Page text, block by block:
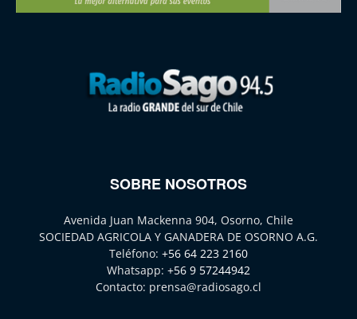
SOBRE NOSOTROS
Avenida Juan Mackenna 904, Osorno, Chile
SOCIEDAD AGRICOLA Y GANADERA DE OSORNO A.G.
Teléfono: +56 64 223 2160
Whatsapp: +56 9 57244942
Contacto: prensa@radiosago.cl